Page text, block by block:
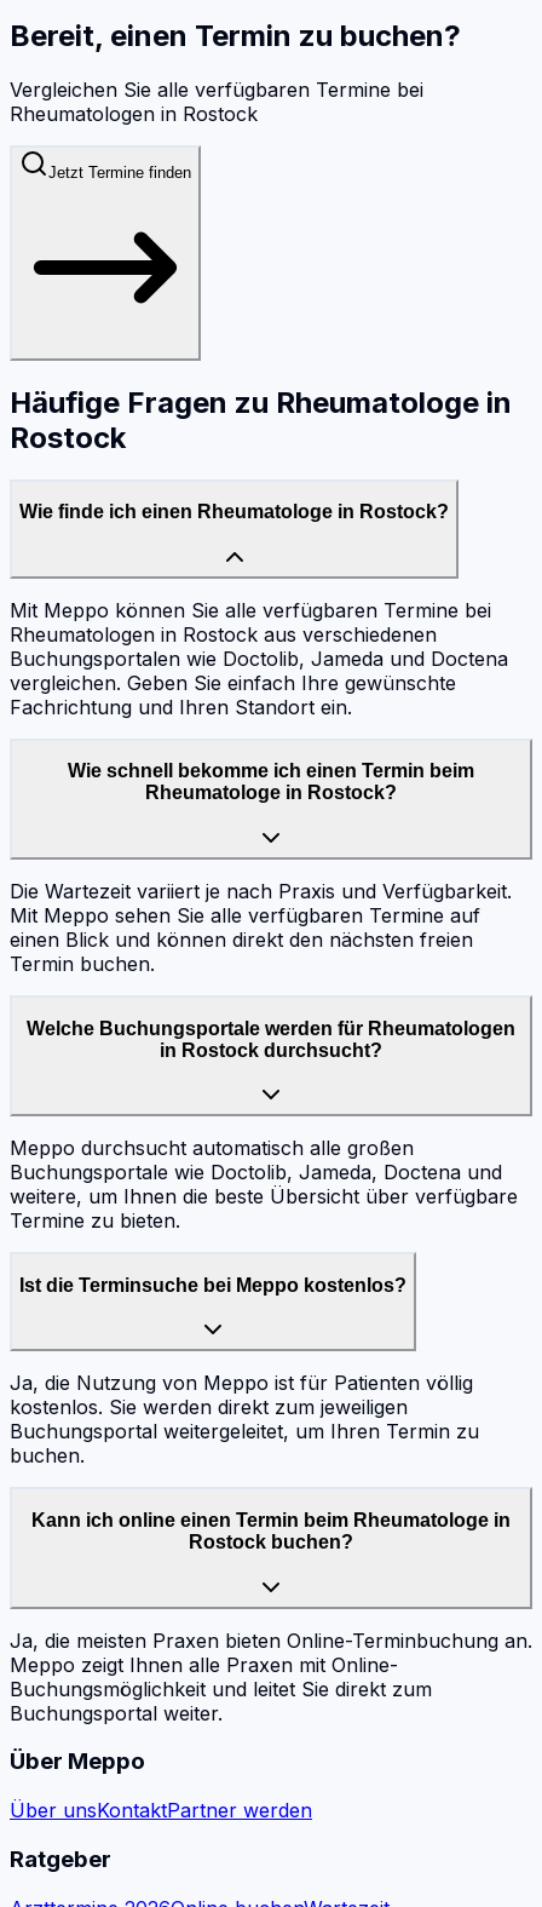
Bereit, einen Termin zu buchen?
Vergleichen Sie alle verfügbaren Termine bei
Rheumatologen in Rostock
Jetzt Termine finden
Häufige Fragen zu Rheumatologe in
Rostock
Wie finde ich einen Rheumatologe in Rostock?
Mit Meppo können Sie alle verfügbaren Termine bei
Rheumatologen in Rostock aus verschiedenen
Buchungsportalen wie Doctolib, Jameda und Doctena
vergleichen. Geben Sie einfach Ihre gewünschte
Fachrichtung und Ihren Standort ein.
Wie schnell bekomme ich einen Termin beim
Rheumatologe in Rostock?
Die Wartezeit variiert je nach Praxis und Verfügbarkeit.
Mit Meppo sehen Sie alle verfügbaren Termine auf
einen Blick und können direkt den nächsten freien
Termin buchen.
Welche Buchungsportale werden für Rheumatologen
in Rostock durchsucht?
Meppo durchsucht automatisch alle großen
Buchungsportale wie Doctolib, Jameda, Doctena und
weitere, um Ihnen die beste Übersicht über verfügbare
Termine zu bieten.
Ist die Terminsuche bei Meppo kostenlos?
Ja, die Nutzung von Meppo ist für Patienten völlig
kostenlos. Sie werden direkt zum jeweiligen
Buchungsportal weitergeleitet, um Ihren Termin zu
buchen.
Kann ich online einen Termin beim Rheumatologe in
Rostock buchen?
Ja, die meisten Praxen bieten Online-Terminbuchung an.
Meppo zeigt Ihnen alle Praxen mit Online-
Buchungsmöglichkeit und leitet Sie direkt zum
Buchungsportal weiter.
Über Meppo
Über unsKontaktPartner werden
Ratgeber